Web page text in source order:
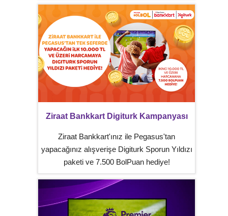
Ziraat Bankkart Digiturk Kampanyası
Ziraat Bankkart'ınız ile Pegasus'tan
yapacağınız alışverişe Digiturk Sporun Yıldızı
paketi ve 7.500 BolPuan hediye!